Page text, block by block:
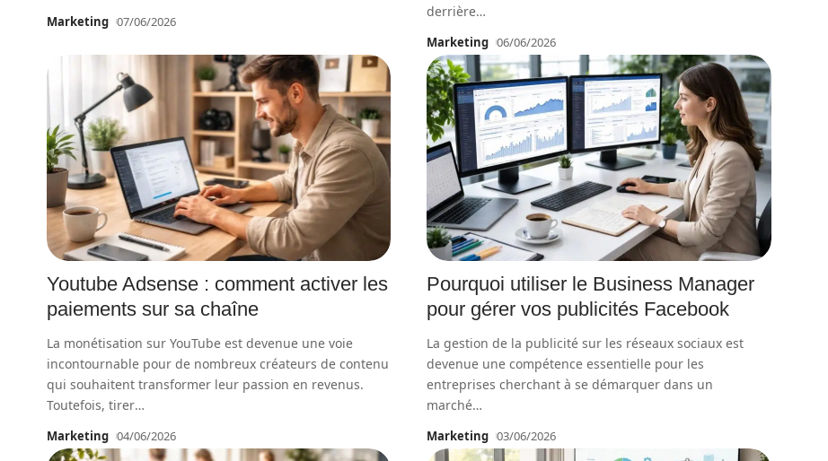
Marketing 07/06/2026
derrière…
Marketing 06/06/2026
Youtube Adsense : comment activer les
paiements sur sa chaîne
La monétisation sur YouTube est devenue une voie
incontournable pour de nombreux créateurs de contenu
qui souhaitent transformer leur passion en revenus.
Toutefois, tirer…
Marketing 04/06/2026
Pourquoi utiliser le Business Manager
pour gérer vos publicités Facebook
La gestion de la publicité sur les réseaux sociaux est
devenue une compétence essentielle pour les
entreprises cherchant à se démarquer dans un
marché…
Marketing 03/06/2026